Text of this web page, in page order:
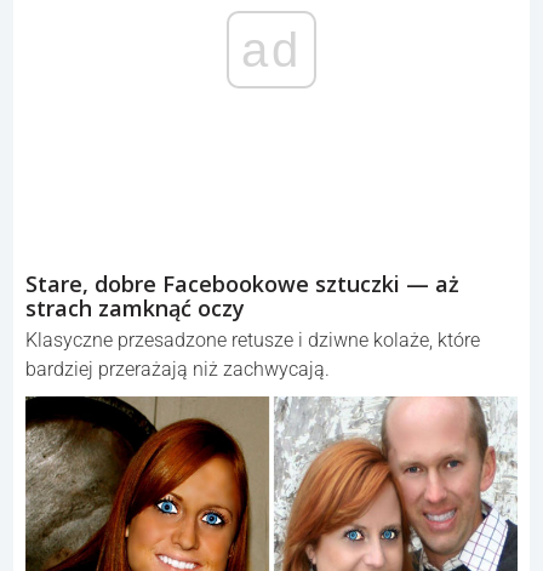
ad
Stare, dobre Facebookowe sztuczki — aż
strach zamknąć oczy
Klasyczne przesadzone retusze i dziwne kolaże, które
bardziej przerażają niż zachwycają.